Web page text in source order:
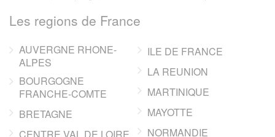
Les regions de France
AUVERGNE RHONE-
ALPES
BOURGOGNE
FRANCHE-COMTE
BRETAGNE
ILE DE FRANCE
LA REUNION
MARTINIQUE
MAYOTTE
NORMANDIE